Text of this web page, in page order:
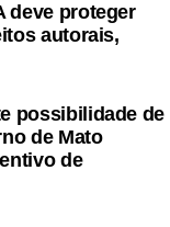
deve proteger
autorais,
possibilidade de
de Mato
de